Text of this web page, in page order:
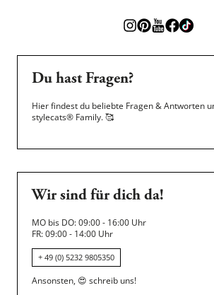
Du hast Fragen?
Hier findest du beliebte Fragen & Antworten
stylecats® Family.🥰
Wir sind für dich da!
MO bis DO: 09:00 - 16:00 Uhr
FR: 09:00 - 14:00 Uhr
+ 49 (0) 5232 9805350
Ansonsten, 😍 schreib uns!